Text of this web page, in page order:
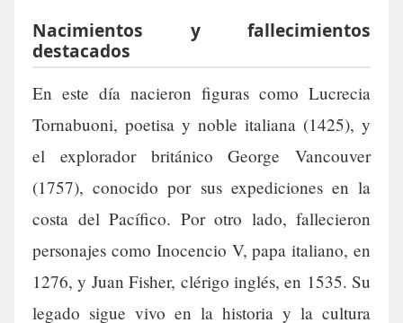
Nacimientos y fallecimientos
destacados
En este día nacieron figuras como Lucrecia
Tornabuoni, poetisa y noble italiana (1425), y
el explorador británico George Vancouver
(1757), conocido por sus expediciones en la
costa del Pacífico. Por otro lado, fallecieron
personajes como Inocencio V, papa italiano, en
1276, y Juan Fisher, clérigo inglés, en 1535. Su
legado sigue vivo en la historia y la cultura